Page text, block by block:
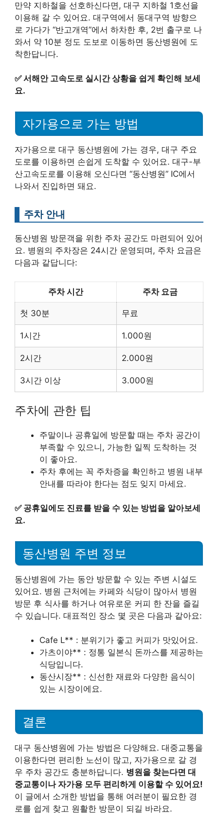
만약 지하철을 선호하신다면, 대구 지하철 1호선을
이용해 갈 수 있어요. 대구역에서 동대구역 방향으
로 가다가 “반고개역”에서 하차한 후, 2번 출구로 나
와서 약 10분 정도 도보로 이동하면 동산병원에 도
착한답니다.
✅서해안 고속도로 실시간 상황을 쉽게 확인해 보세
요.
자가용으로 가는 방법
자가용으로 대구 동산병원에 가는 경우, 대구 주요
도로를 이용하면 손쉽게 도착할 수 있어요. 대구-부
산고속도로를 이용해 오신다면 “동산병원” IC에서
나와서 진입하면 돼요.
주차 안내
동산병원 방문객을 위한 주차 공간도 마련되어 있어
요. 병원의 주차장은 24시간 운영되며, 주차 요금은
다음과 같답니다:
주차 시간 주차 요금
첫 30분 무료
1시간 1.000원
2시간 2.000원
3시간 이상 3.000원
주차에 관한 팁
주말이나 공휴일에 방문할 때는 주차 공간이
부족할 수 있으니, 가능한 일찍 도착하는 것
이 좋아요.
주차 후에는 꼭 주차증을 확인하고 병원 내부
안내를 따라야 한다는 점도 잊지 마세요.
✅ 공휴일에도 진료를 받을 수 있는 방법을 알아보세
요.
동산병원 주변 정보
동산병원에 가는 동안 방문할 수 있는 주변 시설도
있어요. 병원 근처에는 카페와 식당이 많아서 병원
방문 후 식사를 하거나 여유로운 커피 한 잔을 즐길
수 있습니다. 대표적인 장소 몇 곳은 다음과 같아요:
Cafe L** : 분위기가 좋고 커피가 맛있어요.
가츠이야** : 정통 일본식 돈까스를 제공하는
식당입니다.
동산시장** : 신선한 재료와 다양한 음식이
있는 시장이에요.
결론
대구 동산병원에 가는 방법은 다양해요. 대중교통을
이용한다면 편리한 노선이 많고, 자가용으로 갈 경
우 주차 공간도 충분하답니다. 병원을 찾는다면 대
중교통이나 자가용 모두 편리하게 이용할 수 있어요!
이 글에서 소개한 방법을 통해 여러분이 필요한 경
로를 쉽게 찾고 원활한 방문이 되길 바라요.